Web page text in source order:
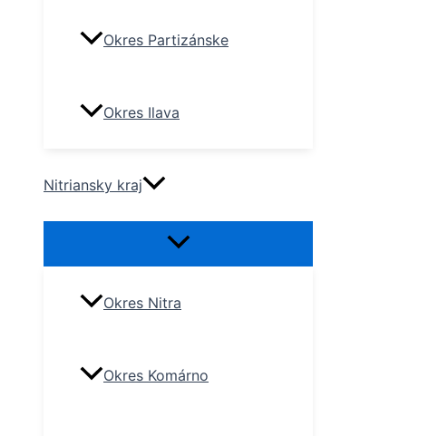
Okres Partizánske
Okres Ilava
Nitriansky kraj
Okres Nitra
Okres Komárno